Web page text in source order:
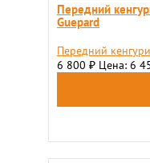
Передний
Guepard
Передний
6 800 ₽ Цена: 6